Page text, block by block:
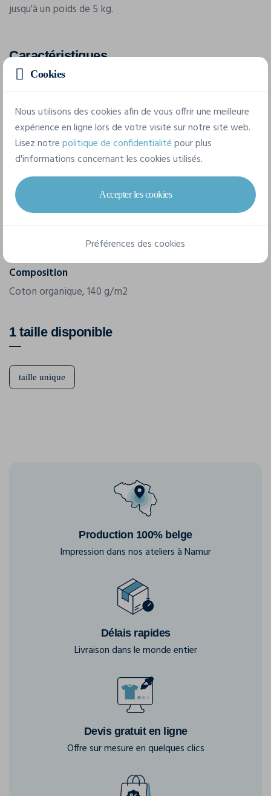
jusqu'à un poids de 5 kg.
Caractéristiques
Marque
4Do
Référence
120611
Grammage
140 g/m2
Dimensions
Composition
Coton organique, 140 g/m2
1 taille disponible
taille unique
Production 100% belge
Impression dans nos ateliers à Namur
Délais rapides
Livraison dans le monde entier
Devis gratuit en ligne
Offre sur mesure en quelques clics
Cookies
Nous utilisons des cookies afin de vous offrir une meilleure
expérience en ligne lors de votre visite sur notre site web.
Lisez notrepolitique de confidentialitépour plus
d'informations concernant les cookies utilisés.
Accepter les cookies
Préférences des cookies